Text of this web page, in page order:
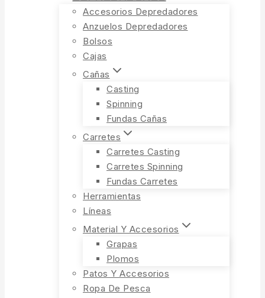
Accesorios Depredadores
Anzuelos Depredadores
Bolsos
Cajas
Cañas
Casting
Spinning
Fundas Cañas
Carretes
Carretes Casting
Carretes Spinning
Fundas Carretes
Herramientas
Líneas
Material Y Accesorios
Grapas
Plomos
Patos Y Accesorios
Ropa De Pesca